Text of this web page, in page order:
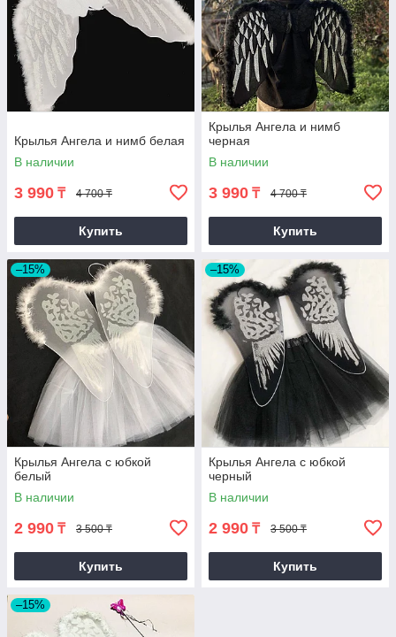
Крылья Ангела и нимб белая
В наличии
3 990 ₸ 4 700 ₸
Купить
Крылья Ангела и нимб
черная
В наличии
3 990 ₸ 4 700 ₸
Купить
–15%
Крылья Ангела с юбкой
белый
В наличии
2 990 ₸ 3 500 ₸
Купить
–15%
Крылья Ангела с юбкой
черный
В наличии
2 990 ₸ 3 500 ₸
Купить
–15%